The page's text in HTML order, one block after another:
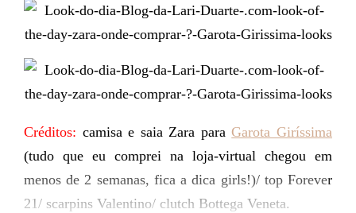
Créditos: camisa e saia Zara paraGarota Giríssima
(tudo que eu comprei na loja-virtual chegou em
menos de 2 semanas, fica a dica girls!)/ top Forever
21/ scarpins Valentino/ clutch Bottega Veneta.